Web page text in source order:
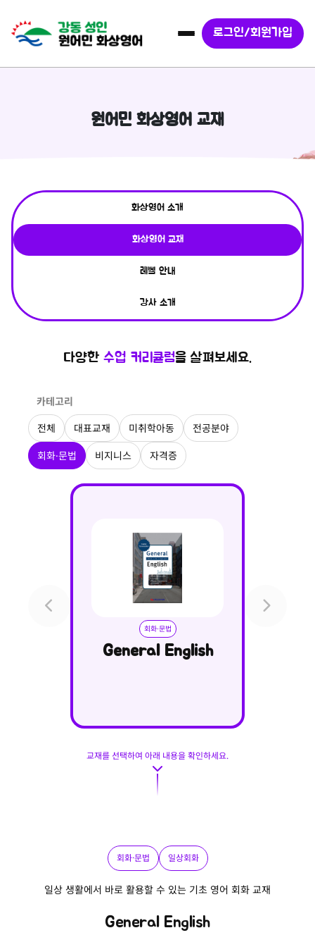
로그인/회원가입
원어민 화상영어 교재
화상영어 소개
화상영어 교재
레벨 안내
강사 소개
다양한 수업 커리큘럼을 살펴보세요.
카테고리
전체
대표교재 미취학아동 전공분야
회화·문법 비지니스 자격증
회화·문법
General English
교재를 선택하여 아래 내용을 확인하세요.
회화·문법 일상회화
일상 생활에서 바로 활용할 수 있는 기초 영어 회화 교재
General English